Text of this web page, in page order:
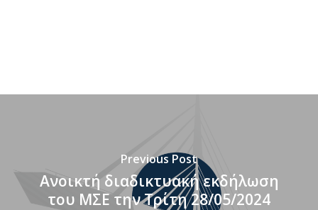
Previous Post
Ανοικτή διαδικτυακή εκδήλωση
του ΜΣΕ την Τρίτη 28/05/2024